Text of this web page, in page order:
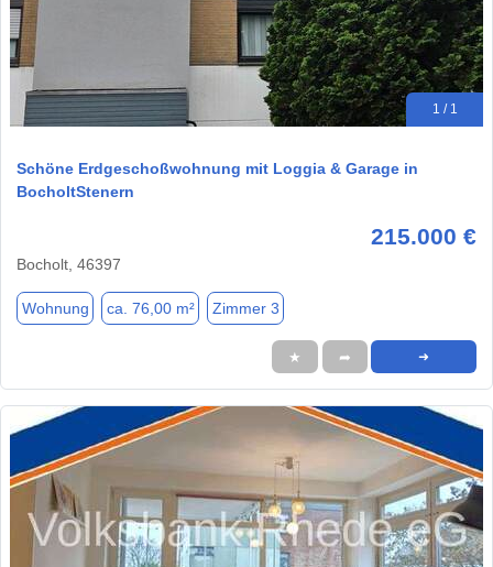
1 / 1
Schöne Erdgeschoßwohnung mit Loggia & Garage in
BocholtStenern
215.000 €
Bocholt, 46397
Wohnung ca. 76,00 m² Zimmer 3
★ ➦ ➜